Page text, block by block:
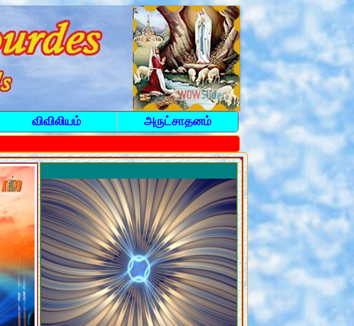
விவிலியம் அருட்சாதனம்